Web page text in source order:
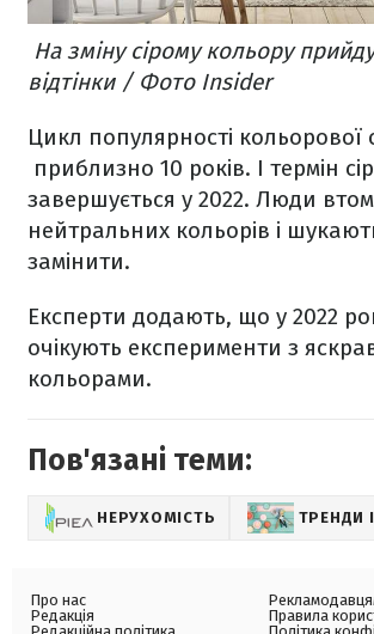
На зміну сірому кольору
відтінки / Фото Insider
Цикл популярності кольорової
приблизно 10 років. І термін
завершується у 2022. Люди
нейтральних кольорів і
замінити.
Експерти додають, що у 2022
очікують експерименти з
кольорами.
Пов'язані теми:
НЕРУХОМІСТЬ ТРЕНДИ
Про нас
Редакція
Правила